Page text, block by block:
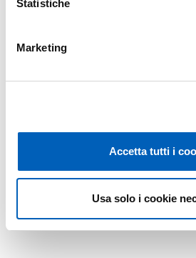
Statistiche
Marketing
Accetta tutti i
Usa solo i cookie